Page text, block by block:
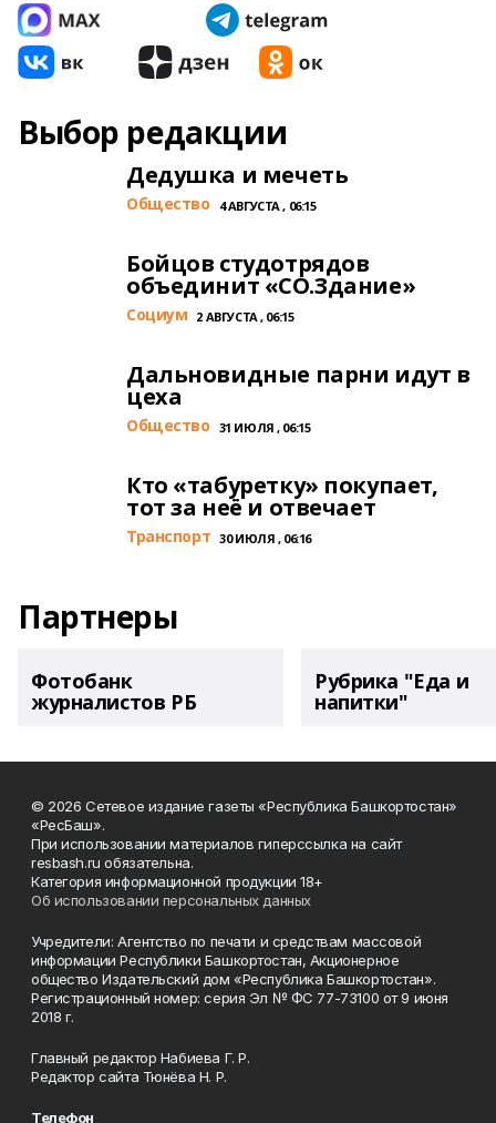
Выбор редакции
Дедушка и мечеть
Общество 4 АВГУСТА , 06:15
Бойцов студотрядов
объединит «СО.Здание»
Cоциум 2 АВГУСТА , 06:15
Дальновидные парни идут в
цеха
Общество 31 ИЮЛЯ , 06:15
Кто «табуретку» покупает,
тот за неё и отвечает
Транспорт 30 ИЮЛЯ , 06:16
Партнеры
Фотобанк
журналистов РБ
Рубрика "Еда и
напитки"
© 2026 Сетевое издание газеты «Республика Башкортостан»
«РесБаш».
При использовании материалов гиперссылка на сайт
resbash.ru обязательна.
Категория информационной продукции 18+
Об использовании персональных данных
Учредители: Агентство по печати и средствам массовой
информации Республики Башкортостан, Акционерное
общество Издательский дом «Республика Башкортостан».
Регистрационный номер: серия Эл № ФС 77-73100 от 9 июня
2018 г.
Главный редактор Набиева Г. Р.
Редактор сайта Тюнёва Н. Р.
Телефон